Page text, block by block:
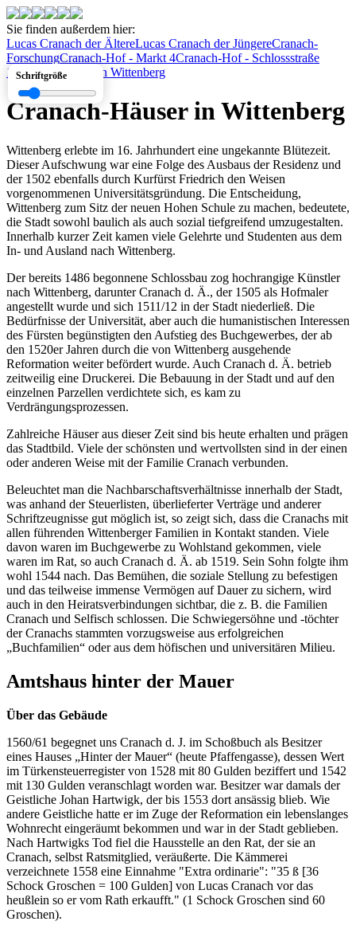
Sie finden außerdem hier:
Lucas Cranach der ÄltereLucas Cranach der JüngereCranach-
ForschungCranach-Hof - Markt 4Cranach-Hof - Schlossstraße
1 Cranach-Häuser in Wittenberg
Cranach-Häuser in Wittenberg
Schriftgröße
Wittenberg erlebte im 16. Jahrhundert eine ungekannte Blütezeit.
Dieser Aufschwung war eine Folge des Ausbaus der Residenz und
der 1502 ebenfalls durch Kurfürst Friedrich den Weisen
vorgenommenen Universitätsgründung. Die Entscheidung,
Wittenberg zum Sitz der neuen Hohen Schule zu machen, bedeutete,
die Stadt sowohl baulich als auch sozial tiefgreifend umzugestalten.
Innerhalb kurzer Zeit kamen viele Gelehrte und Studenten aus dem
In- und Ausland nach Wittenberg.
Der bereits 1486 begonnene Schlossbau zog hochrangige Künstler
nach Wittenberg, darunter Cranach d. Ä., der 1505 als Hofmaler
angestellt wurde und sich 1511/12 in der Stadt niederließ. Die
Bedürfnisse der Universität, aber auch die humanistischen Interessen
des Fürsten begünstigten den Aufstieg des Buchgewerbes, der ab
den 1520er Jahren durch die von Wittenberg ausgehende
Reformation weiter befördert wurde. Auch Cranach d. Ä. betrieb
zeitweilig eine Druckerei. Die Bebauung in der Stadt und auf den
einzelnen Parzellen verdichtete sich, es kam zu
Verdrängungsprozessen.
Zahlreiche Häuser aus dieser Zeit sind bis heute erhalten und prägen
das Stadtbild. Viele der schönsten und wertvollsten sind in der einen
oder anderen Weise mit der Familie Cranach verbunden.
Beleuchtet man die Nachbarschaftsverhältnisse innerhalb der Stadt,
was anhand der Steuerlisten, überlieferter Verträge und anderer
Schriftzeugnisse gut möglich ist, so zeigt sich, dass die Cranachs mit
allen führenden Wittenberger Familien in Kontakt standen. Viele
davon waren im Buchgewerbe zu Wohlstand gekommen, viele
waren im Rat, so auch Cranach d. Ä. ab 1519. Sein Sohn folgte ihm
wohl 1544 nach. Das Bemühen, die soziale Stellung zu befestigen
und das teilweise immense Vermögen auf Dauer zu sichern, wird
auch in den Heiratsverbindungen sichtbar, die z. B. die Familien
Cranach und Selfisch schlossen. Die Schwiegersöhne und -töchter
der Cranachs stammten vorzugsweise aus erfolgreichen
„Buchfamilien“ oder aus dem höfischen und universitären Milieu.
Amtshaus hinter der Mauer
Über das Gebäude
1560/61 begegnet uns Cranach d. J. im Schoßbuch als Besitzer
eines Hauses „Hinter der Mauer“ (heute Pfaffengasse), dessen Wert
im Türkensteuerregister von 1528 mit 80 Gulden beziffert und 1542
mit 130 Gulden veranschlagt worden war. Besitzer war damals der
Geistliche Johan Hartwigk, der bis 1553 dort ansässig blieb. Wie
andere Geistliche hatte er im Zuge der Reformation ein lebenslanges
Wohnrecht eingeräumt bekommen und war in der Stadt geblieben.
Nach Hartwigks Tod fiel die Hausstelle an den Rat, der sie an
Cranach, selbst Ratsmitglied, veräußerte. Die Kämmerei
verzeichnete 1558 eine Einnahme "Extra ordinarie": "35 ß [36
Schock Groschen = 100 Gulden] von Lucas Cranach vor das
heußlein so er vom Rath erkaufft." (1 Schock Groschen sind 60
Groschen).